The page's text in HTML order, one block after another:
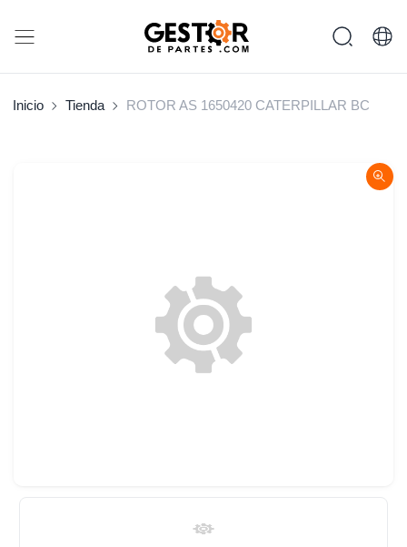
Inicio Tienda ROTOR AS 1650420 CATERPILLAR BC